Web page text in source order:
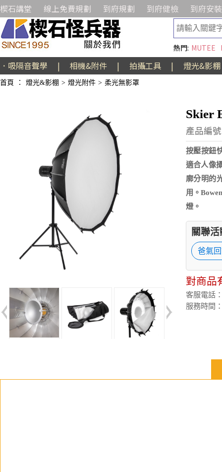
楔石講堂 線上免費規劃 到府規劃 到府健檢 到府安裝
熱門: MUTEE
．吸隔音聲學 | 相機&附件 | 拍攝工具 | 燈光&影棚
首頁 ： 燈光&影棚 > 燈光附件 > 柔光無影罩
Skier
產品編
按壓按鈕
適合人像
廓分明的
用。
燈。
關聯
爸氣
對商品
客服電話
服務時間